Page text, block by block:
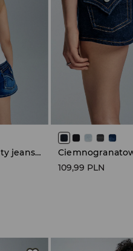
Granatowe mikroszorty jeansowe low waist
109,99 PLN